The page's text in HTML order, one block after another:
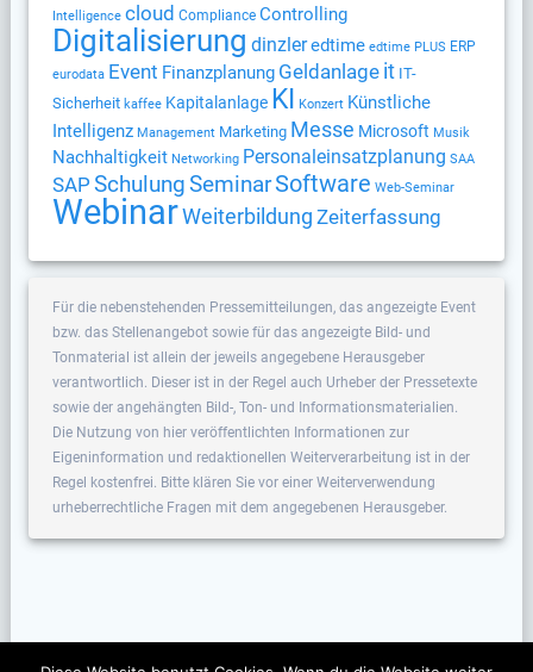
Intelligence cloud Compliance Controlling
Digitalisierung dinzleredtime edtime PLUS ERP
eurodata Event Finanzplanung Geldanlage it IT-
Sicherheit kaffee Kapitalanlage KI Konzert Künstliche
Intelligenz Management Marketing Messe Microsoft Musik
Nachhaltigkeit Networking Personaleinsatzplanung SAA
SAP SchulungSeminarSoftware Web-Seminar
WebinarWeiterbildung Zeiterfassung
Für die nebenstehenden Pressemitteilungen, das angezeigte Event
bzw. das Stellenangebot sowie für das angezeigte Bild- und
Tonmaterial ist allein der jeweils angegebene Herausgeber
verantwortlich. Dieser ist in der Regel auch Urheber der Pressetexte
sowie der angehängten Bild-, Ton- und Informationsmaterialien.
Die Nutzung von hier veröffentlichten Informationen zur
Eigeninformation und redaktionellen Weiterverarbeitung ist in der
Regel kostenfrei. Bitte klären Sie vor einer Weiterverwendung
urheberrechtliche Fragen mit dem angegebenen Herausgeber.